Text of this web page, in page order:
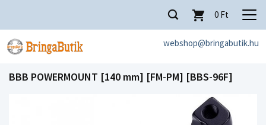
webshop@bringabutik.hu
0 Ft
BBB POWERMOUNT [140 mm] [FM-PM] [BBS-96F]